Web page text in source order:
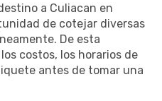
a Culiacan en
de cotejar diversas
De esta
costos, los horarios de
antes de tomar una